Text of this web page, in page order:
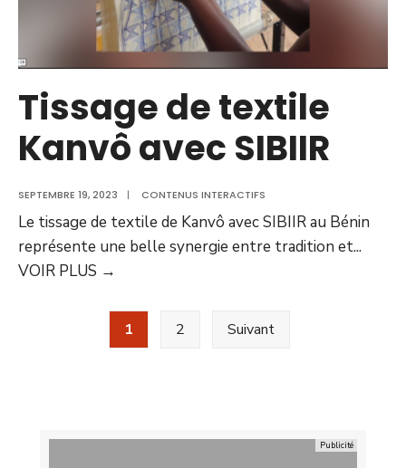
Tissage de textile
Kanvô avec SIBIIR
SEPTEMBRE 19, 2023 | CONTENUS INTERACTIFS
Le tissage de textile de Kanvô avec SIBIIR au Bénin
représente une belle synergie entre tradition et...
VOIR PLUS →
1 2 Suivant